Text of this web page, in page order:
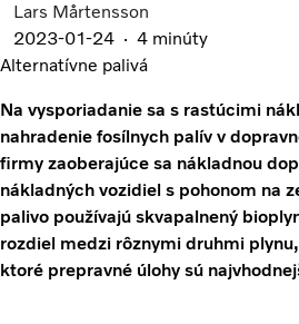
Lars Mårtensson
2023-01-24
4 minúty
Alternatívne palivá
Na vysporiadanie sa s rastúcimi
nahradenie fosílnych palív v
firmy zaoberajúce sa nákladnou
nákladných vozidiel s pohonom na
palivo používajú skvapalnený
rozdiel medzi rôznymi druhmi
ktoré prepravné úlohy sú